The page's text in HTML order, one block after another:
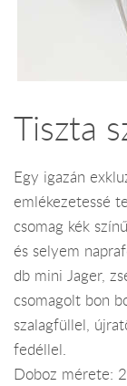
Tiszta
Egy igazán
emlékezetessé
csomag kék
és selyem
db mini Jager,
csomagolt bon
szalagfüllel,
fedéllel.
Doboz mérete: